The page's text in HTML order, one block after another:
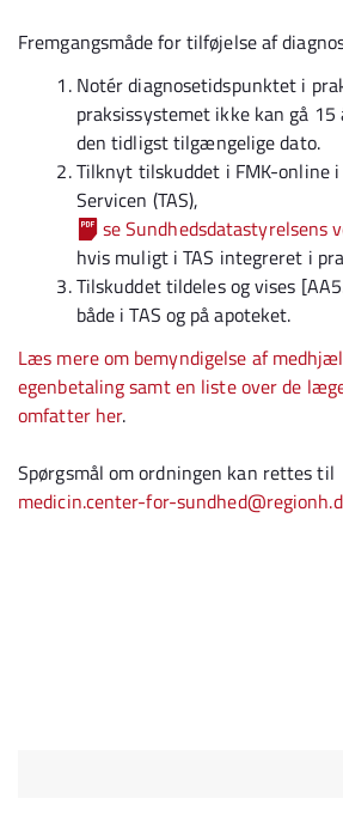
Fremgangsmåde for tilføjelse af
Notér diagnosetidspunktet i
praksissystemet ikke kan gå
den tidligst tilgængelige dato.
Tilknyt tilskuddet i FMK-online
Servicen (TAS),
se Sundhedsdatastyrelsens
hvis muligt i TAS integreret i
Tilskuddet tildeles og vises
både i TAS og på apoteket.
Læs mere om bemyndigelse af
egenbetaling samt en liste over de
omfatter her.
Spørgsmål om ordningen kan rettes til
medicin.center-for-